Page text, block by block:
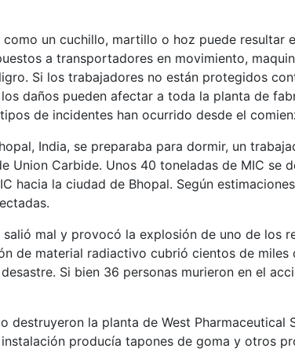
un cuchillo, martillo o hoz puede resultar
a transportadores en movimiento,
Si los trabajadores no están protegidos
daños pueden afectar a toda la planta de
de incidentes han ocurrido desde el
India, se preparaba para dormir, un
Carbide. Unos 40 toneladas de MIC se
hacia la ciudad de Bhopal. Según
mal y provocó la explosión de uno de los
de material radiactivo cubrió cientos de
Si bien 36 personas murieron en el
la planta de West Pharmaceutical
producía tapones de goma y otros